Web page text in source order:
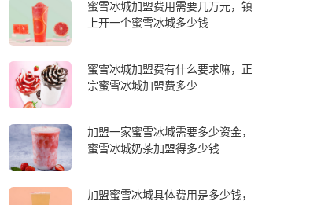
蜜雪冰城加盟费用需要几万元，镇
上开一个蜜雪冰城多少钱
蜜雪冰城加盟费有什么要求嘛，正
宗蜜雪冰城加盟费多少
加盟一家蜜雪冰城需要多少资金，
蜜雪冰城奶茶加盟得多少钱
加盟蜜雪冰城具体费用是多少钱，